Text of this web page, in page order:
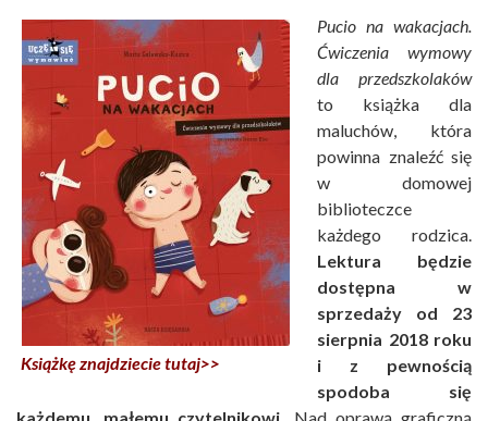
Książkę znajdziecie tutaj>>
Pucio na wakacjach.
Ćwiczenia wymowy
dla przedszkolaków
to książka dla
maluchów, która
powinna znaleźć się
w domowej
biblioteczce
każdego rodzica.
Lektura będzie
dostępna w
sprzedaży od 23
sierpnia 2018 roku
i z pewnością
spodoba się